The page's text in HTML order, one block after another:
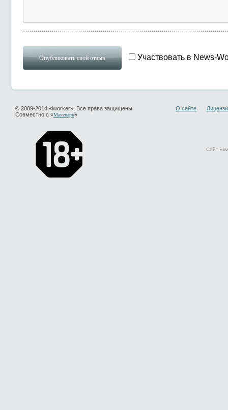
Участвовать в News-
© 2009-2014 «iworker». Все права защищены
Совместно с «Макспарк»
О сайте
Сайт